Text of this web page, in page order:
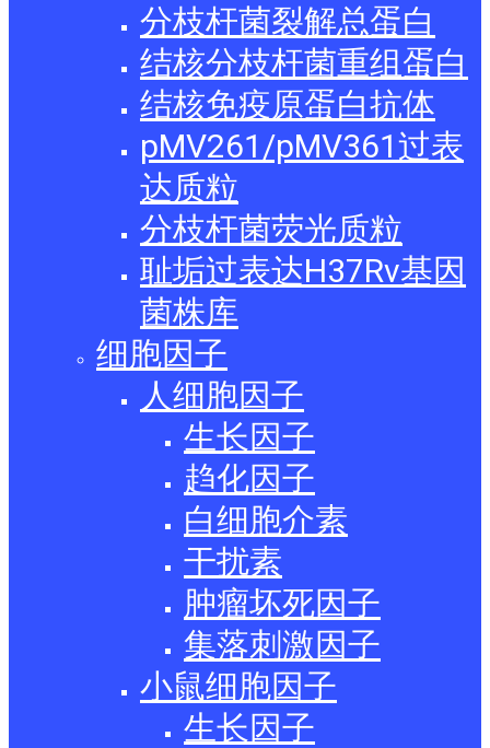
分枝杆菌裂解总蛋白
结核分枝杆菌重组蛋白
结核免疫原蛋白抗体
pMV261/pMV361过表
达质粒
分枝杆菌荧光质粒
耻垢过表达H37Rv基因
菌株库
细胞因子
人细胞因子
生长因子
趋化因子
白细胞介素
干扰素
肿瘤坏死因子
集落刺激因子
小鼠细胞因子
生长因子